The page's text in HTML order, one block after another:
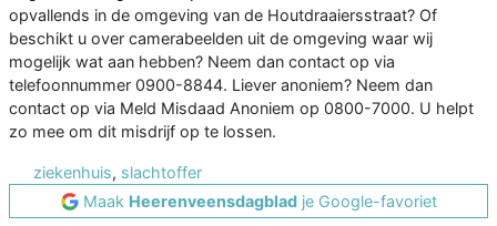
opvallends in de omgeving van de Houtdraaiersstraat? Of
beschikt u over camerabeelden uit de omgeving waar wij
mogelijk wat aan hebben? Neem dan contact op via
telefoonnummer 0900-8844. Liever anoniem? Neem dan
contact op via Meld Misdaad Anoniem op 0800-7000. U helpt
zo mee om dit misdrijf op te lossen.
ziekenhuis, slachtoffer
Maak Heerenveensdagbladje Google-favoriet